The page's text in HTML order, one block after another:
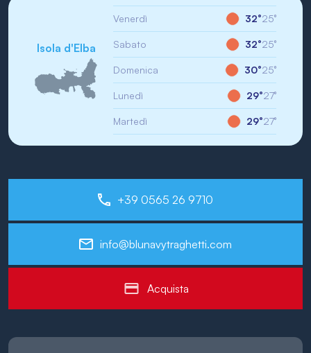
Isola d'Elba
Venerdì 32°25°
Sabato 32°25°
Domenica 30°25°
Lunedì 29°27°
Martedì 29°27°
+39 0565 26 9710
info@blunavytraghetti.com
Acquista